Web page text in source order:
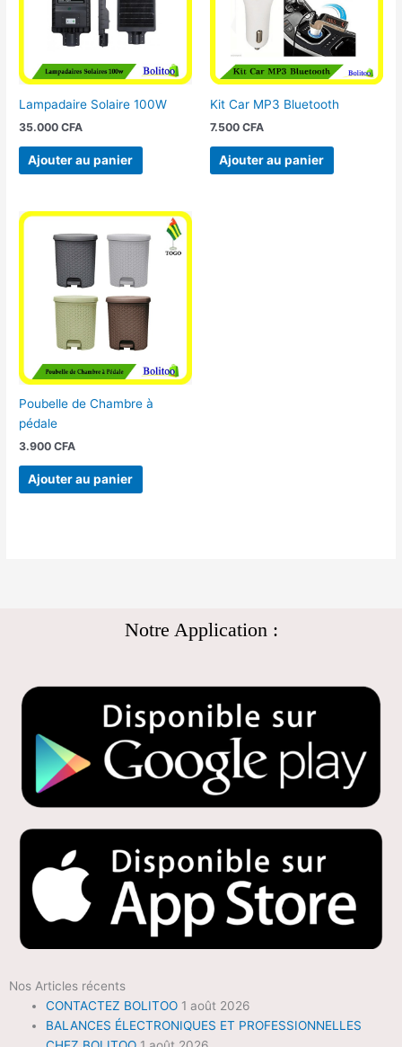
Lampadaire Solaire 100W
35.000CFA
Ajouter au panier
Kit Car MP3 Bluetooth
7.500 CFA
Ajouter au panier
Poubelle de Chambre à
pédale
3.900CFA
Ajouter au panier
Notre Application :
Nos Articles récents
CONTACTEZ BOLITOO 1 août 2026
BALANCES ÉLECTRONIQUES ET PROFESSIONNELLES